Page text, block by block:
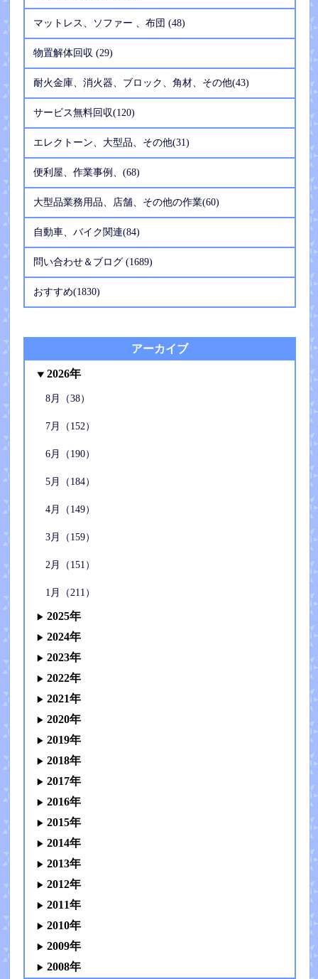
マットレス、ソファー 、布団 (48)
物置解体回収 (29)
耐火金庫、消火器、ブロック、角材、その他(43)
サービス無料回収(120)
エレクトーン、大型品、その他(31)
便利屋、作業事例、(68)
大型品業務用品、店舗、その他の作業(60)
自動車、バイク関連(84)
問い合わせ＆ブログ (1689)
おすすめ(1830)
アーカイブ
2026年
8月（38）
7月（152）
6月（190）
5月（184）
4月（149）
3月（159）
2月（151）
1月（211）
2025年
2024年
2023年
2022年
2021年
2020年
2019年
2018年
2017年
2016年
2015年
2014年
2013年
2012年
2011年
2010年
2009年
2008年